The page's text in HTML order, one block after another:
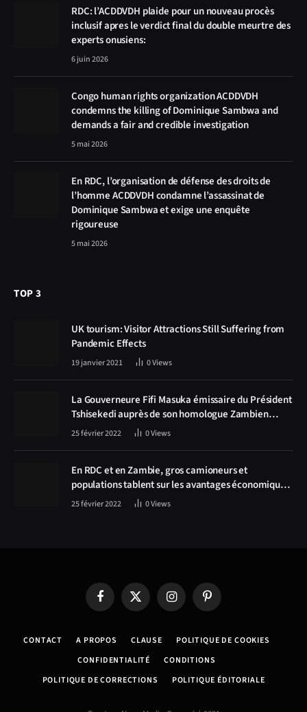
RDC: l’ACDDVDH plaide pour un nouveau procès
inclusif apres le verdict final du double meurtre des
experts onusiens:
6 juin 2026
Congo human rights organization ACDDVDH
condemns the killing of Dominique Sambwa and
demands a fair and credible investigation
5 mai 2026
En RDC, l’organisation de défense des droits de
l’homme ACDDVDH condamne l’assassinat de
Dominique Sambwa et exige une enquête
rigoureuse
5 mai 2026
TOP 3
UK tourism: Visitor Attractions Still Suffering from
Pandemic Effects
19 janvier 2021 0Views
La Gouverneure Fifi Masuka émissaire du Président
Tshisekedi auprès de son homologue Zambien
Hichilema, la construction de la route Kolwezi -
25 février 2022 0Views
En RDC et en Zambie, gros camioneurs et
populations tablent sur les avantages économiques
de la route Kolwezi-Solwezi
25 février 2022 0Views
FacebookX
(Twitter)
InstagramPinterest
CONTACT A PROPOS CLAUSE
POLITIQUE DE COOKIES
CONFIDENTIALITÉ
CONDITIONS
POLITIQUE DE CORRECTIONS
POLITIQUE ÉDITORIALE